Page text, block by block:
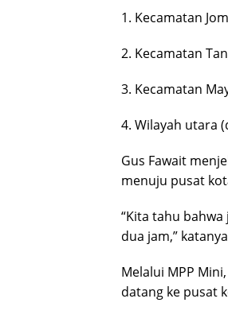
1. Kecamatan
2. Kecamatan
3. Kecamatan
4. Wilayah utara
Gus Fawait
menuju pusat
“Kita tahu
dua jam,”
Melalui MPP
datang ke pusat